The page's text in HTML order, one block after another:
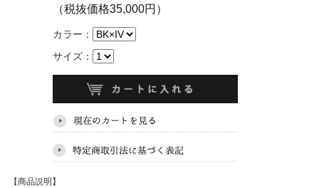
（税抜価格35,000円）
カラー：
サイズ：
【商品説明】